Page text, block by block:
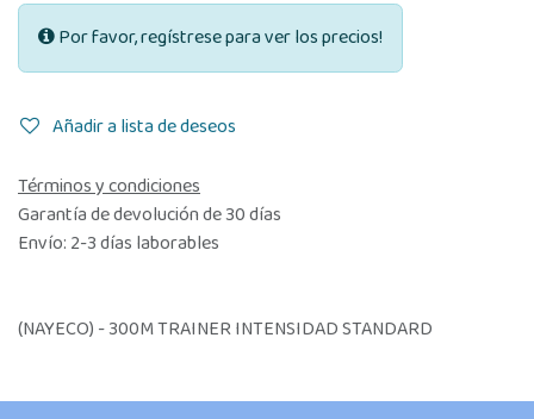
Por favor, regístrese para ver los precios!
Añadir a lista de deseos
Términos y condiciones
Garantía de devolución de 30 días
Envío: 2-3 días laborables
(NAYECO) - 300M TRAINER INTENSIDAD STANDARD